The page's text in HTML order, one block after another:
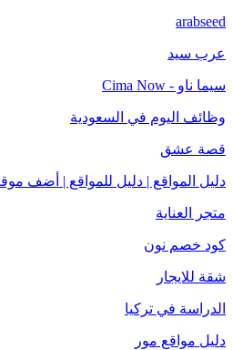
arabseed
عرب سيد
سيما ناو - Cima Now
وظائف اليوم في السعودية
قصة عشق
دليل المواقع | دليل للمواقع | أضف
متجر العناية
كود خصم نون
شقة للايجار
الدراسة في تركيا
دليل مواقع مور